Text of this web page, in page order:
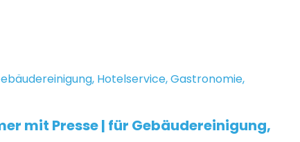
mit Presse | für Gebäudereinigung,